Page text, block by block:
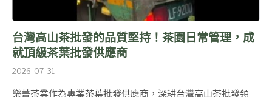
台灣高山茶批發的品質堅持！茶園日常管理，成
就頂級茶葉批發供應商
2026-07-31
樂菁茶業作為專業茶葉批發供應商，深耕台灣高山茶批發領